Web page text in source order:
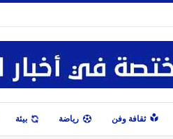
ثقافة وفن رياضة بيئة